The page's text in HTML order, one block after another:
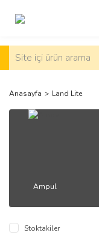
Anasayfa Land Lite
Ampul
Stoktakiler